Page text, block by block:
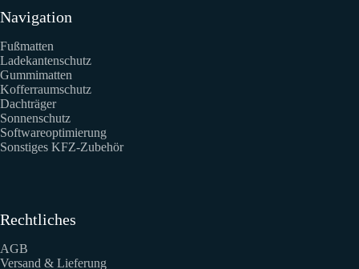
Navigation
Fußmatten
Ladekantenschutz
Gummimatten
Kofferraumschutz
Dachträger
Sonnenschutz
Softwareoptimierung
Sonstiges KFZ-Zubehör
Rechtliches
AGB
Versand & Lieferung